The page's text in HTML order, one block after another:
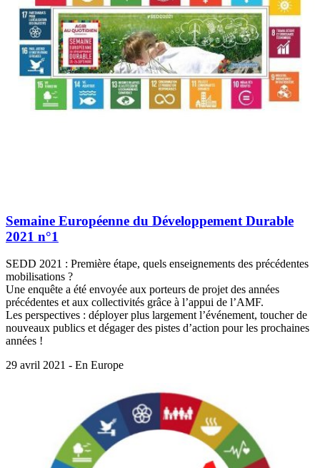
Semaine Européenne du Développement Durable
2021 n°1
SEDD 2021 : Première étape, quels enseignements des précédentes
mobilisations ?
Une enquête a été envoyée aux porteurs de projet des années
précédentes et aux collectivités grâce à l’appui de l’AMF.
Les perspectives : déployer plus largement l’événement, toucher de
nouveaux publics et dégager des pistes d’action pour les prochaines
années !
29 avril 2021 - En Europe